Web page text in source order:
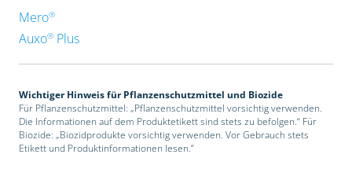
Mero®
Auxo®Plus
Wichtiger Hinweis für Pflanzenschutzmittel und Biozide
Für Pflanzenschutzmittel: „Pflanzenschutzmittel vorsichtig verwenden.
Die Informationen auf dem Produktetikett sind stets zu befolgen.“ Für
Biozide: „Biozidprodukte vorsichtig verwenden. Vor Gebrauch stets
Etikett und Produktinformationen lesen.“